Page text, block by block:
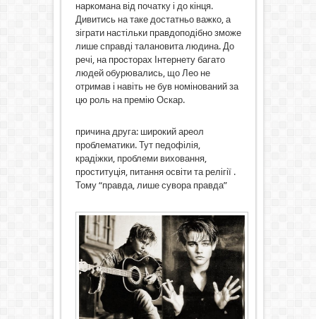
наркомана від початку і до кінця.
Дивитись на таке достатньо важко, а
зіграти настільки правдоподібно зможе
лише справді талановита людина. До
речі, на просторах Інтернету багато
людей обурювались, що Лео не
отримав і навіть не був номінований за
цю роль на премію Оскар.
причина друга: широкий ареол
проблематики. Тут педофілія,
крадіжки, проблеми виховання,
проституція, питання освіти та релігії .
Тому “правда, лише сувора правда”